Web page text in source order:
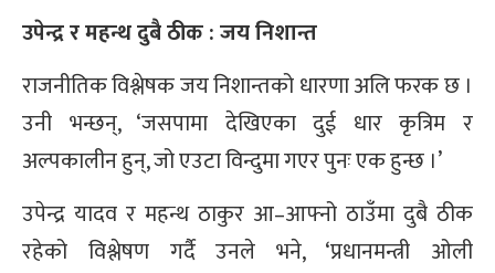
उपेन्द्र र महन्थ दुबै ठीक : जय निशान्त
राजनीतिक विश्लेषक जय निशान्तको धारणा अलि फरक छ ।
उनी भन्छन्, ‘जसपामा देखिएका दुई धार कृत्रिम र
अल्पकालीन हुन्, जो एउटा विन्दुमा गएर पुनः एक हुन्छ ।’
उपेन्द्र यादव र महन्थ ठाकुर आ–आफ्नो ठाउँमा दुबै ठीक
रहेको विश्लेषण गर्दै उनले भने, ‘प्रधानमन्त्री ओली